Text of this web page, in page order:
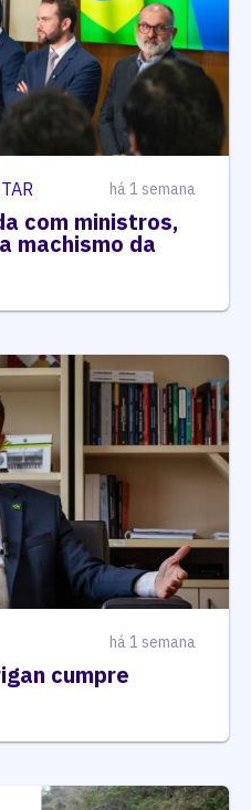
há 1 semana
com ministros,
machismo da
há 1 semana
cumpre